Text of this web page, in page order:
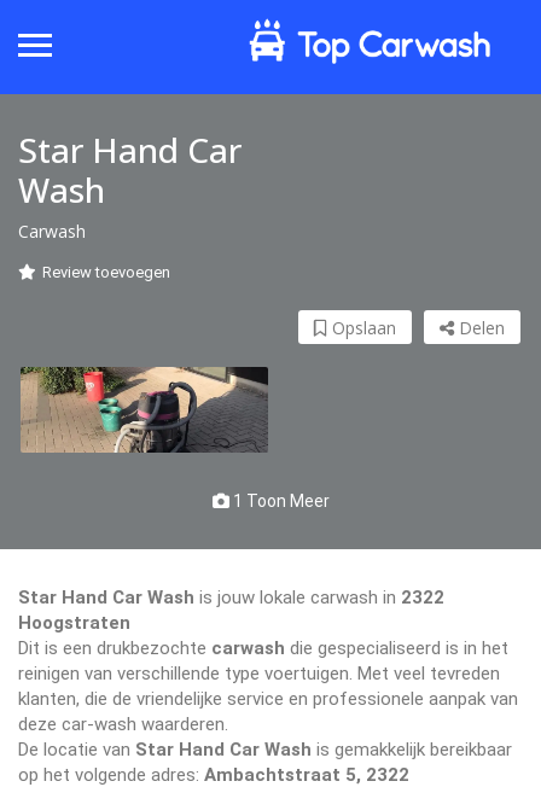
Star Hand Car
Wash
Carwash
Review toevoegen
Delen
Opslaan
1 Toon Meer
Star Hand Car Wash is jouw lokale carwash in 2322
Hoogstraten
Dit is een drukbezochte carwash die gespecialiseerd is in het
reinigen van verschillende type voertuigen. Met veel tevreden
klanten, die de vriendelijke service en professionele aanpak van
deze car-wash waarderen.
De locatie van Star Hand Car Wash is gemakkelijk bereikbaar
op het volgende adres: Ambachtstraat 5, 2322